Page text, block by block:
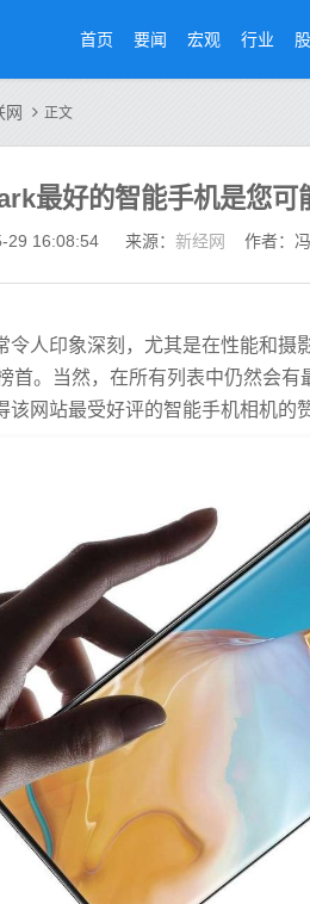
首页 要闻 宏观 行业
网 正文
最好的智能手机是您可
29 16:08:54 来源： 新经网 作者：
令人印象深刻，尤其是在性能和​​
首。当然，在所有列表中仍然会
该网站最受好评的智能手机相机的